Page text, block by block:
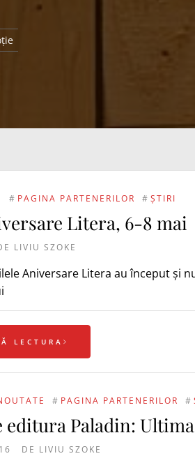
# PAGINA PARTENERILOR # ȘTIRI
Litera, 6-8 mai
LIVIU SZOKE
Aniversare Litera au început și
LECTURA
# PAGINA PARTENERILOR #
editura Paladin:
DE LIVIU SZOKE